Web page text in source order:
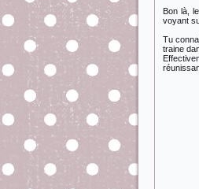
Bon là,
voyant
Tu
traine